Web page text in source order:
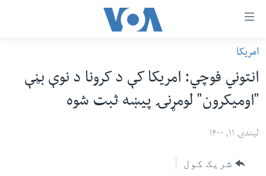
رسي
وړ
اتصالات
متن
افغانستان
سیمه
امریکا
ښځې او نجونې
امریکا
انتوني فوچي: امریکا کې د کرونا د نوې بڼې
"اومیکرون" لومړنۍ پیښه ثبت شوه
لیندۍ ۱۱, ۱۴۰۰
شریک کول